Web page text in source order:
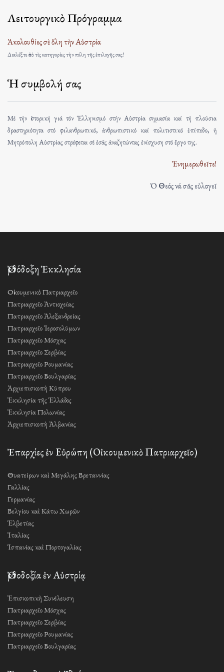
Λειτουργικὸ Πρόγραμμα
Ἀκολουθίες σὲ ὅλη τὴν Αὐστρία
Διαλέξτε ἀπὸ τὶς κατηγορίες τὴν πόλη τῆς ἐπιλογῆς σας!
Ἡ συμβολή σας
Μέ τήν ἱστορική γιά τόν Ἑλληνισμό στήν Αὐστρία σημασία καί τή πλούσια
δραστηριότητα στό φιλανθρωπικό, ἀνθρωπιστικό καί πολιτιστικό ἐπίπεδο, ἡ
Μητρόπολη Αὐστρίας στρέφεται σέ ἐσᾶς ἀναζητώντας ἐνίσχυση στό ἔργο της.
Ἐνημερωθεῖτε!
Ὁ Θεός νά σᾶς εὐλογεῖ
Ὀρθόδοξη Ἐκκλησία
Οἰκουμενικὸ Πατριαρχεῖο
Πατριαρχεῖο Ἀντιοχείας
Πατριαρχεῖο Ἀλεξανδρείας
Πατριαρχεῖο Ἱεροσολύμων
Πατριαρχεῖο Μόσχας
Πατριαρχεῖο Σερβίας
Πατριαρχεῖο Ρουμανίας
Πατριαρχεῖο Βουλγαρίας
Ἀρχιεπισκοπὴ Κύπρου
Ἐκκλησία τῆς Ἑλλάδος
Ἐκκλησία Πολωνίας
Ἀρχιεπισκοπὴ Ἀλβανίας
Ἐπαρχίες ἐν Εὐρώπη (Οἰκουμενικὸ Πατριαρχεῖο)
Θυατείρων καὶ Μεγάλης Βρεταννίας
Γαλλίας
Γερμανίας
Βελγίου καὶ Κάτω Χωρῶν
Ἑλβετίας
Ἰταλίας
Ἱσπανίας καὶ Πορτογαλίας
Ὀρθοδοξία ἐν Αὐστρίᾳ
Ἐπισκοπικὴ Συνέλευση
Πατριαρχεῖο Μόσχας
Πατριαρχεῖο Σερβίας
Πατριαρχεῖο Ρουμανίας
Πατριαρχεῖο Βουλγαρίας